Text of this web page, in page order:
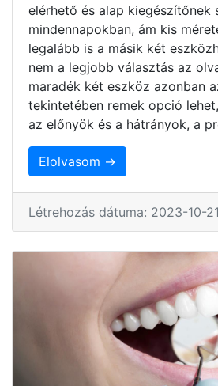
elérhető és alap kiegészítőnek
mindennapokban, ám kis
legalább is a másik két
nem a legjobb választás az
maradék két eszköz azonban
tekintetében remek opció
az előnyök és a hátrányok, a
Elolvasom →
Létrehozás dátuma: 2023-10-21